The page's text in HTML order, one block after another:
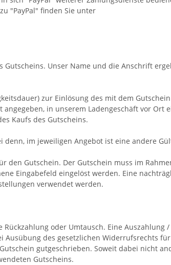
"PayPal" finden Sie unter
Unser Name und die Anschrift
zur Einlösung des mit dem
angegeben, in unserem Ladengeschäft vor Ort
Kaufs des Gutscheins.
im jeweiligen Angebot ist eine andere
den Gutschein. Der Gutschein muss im
Eingabefeld eingelöst werden. Eine
verwendet werden.
oder Umtausch. Eine Auszahlung
des gesetzlichen Widerrufsrechts
gutgeschrieben. Soweit dabei nicht
Gutscheins.